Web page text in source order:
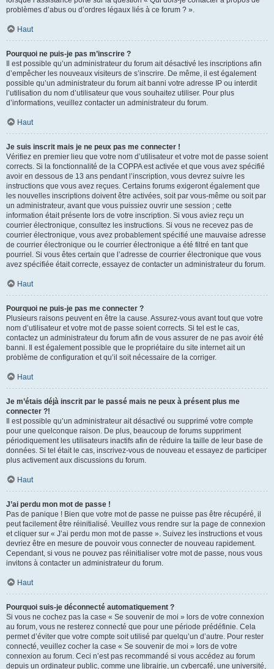
problèmes d’abus ou d’ordres légaux liés à ce forum ? ».
Haut
Pourquoi ne puis-je pas m’inscrire ?
Il est possible qu’un administrateur du forum ait désactivé les inscriptions afin
d’empêcher les nouveaux visiteurs de s’inscrire. De même, il est également
possible qu’un administrateur du forum ait banni votre adresse IP ou interdit
l’utilisation du nom d’utilisateur que vous souhaitez utiliser. Pour plus
d’informations, veuillez contacter un administrateur du forum.
Haut
Je suis inscrit mais je ne peux pas me connecter !
Vérifiez en premier lieu que votre nom d’utilisateur et votre mot de passe soient
corrects. Si la fonctionnalité de la COPPA est activée et que vous avez spécifié
avoir en dessous de 13 ans pendant l’inscription, vous devrez suivre les
instructions que vous avez reçues. Certains forums exigeront également que
les nouvelles inscriptions doivent être activées, soit par vous-même ou soit par
un administrateur, avant que vous puissiez ouvrir une session ; cette
information était présente lors de votre inscription. Si vous aviez reçu un
courrier électronique, consultez les instructions. Si vous ne recevez pas de
courrier électronique, vous avez probablement spécifié une mauvaise adresse
de courrier électronique ou le courrier électronique a été filtré en tant que
pourriel. Si vous êtes certain que l’adresse de courrier électronique que vous
avez spécifiée était correcte, essayez de contacter un administrateur du forum.
Haut
Pourquoi ne puis-je pas me connecter ?
Plusieurs raisons peuvent en être la cause. Assurez-vous avant tout que votre
nom d’utilisateur et votre mot de passe soient corrects. Si tel est le cas,
contactez un administrateur du forum afin de vous assurer de ne pas avoir été
banni. Il est également possible que le propriétaire du site internet ait un
problème de configuration et qu’il soit nécessaire de la corriger.
Haut
Je m’étais déjà inscrit par le passé mais ne peux à présent plus me
connecter ?!
Il est possible qu’un administrateur ait désactivé ou supprimé votre compte
pour une quelconque raison. De plus, beaucoup de forums suppriment
périodiquement les utilisateurs inactifs afin de réduire la taille de leur base de
données. Si tel était le cas, inscrivez-vous de nouveau et essayez de participer
plus activement aux discussions du forum.
Haut
J’ai perdu mon mot de passe !
Pas de panique ! Bien que votre mot de passe ne puisse pas être récupéré, il
peut facilement être réinitialisé. Veuillez vous rendre sur la page de connexion
et cliquer sur « J’ai perdu mon mot de passe ». Suivez les instructions et vous
devriez être en mesure de pouvoir vous connecter de nouveau rapidement.
Cependant, si vous ne pouvez pas réinitialiser votre mot de passe, nous vous
invitons à contacter un administrateur du forum.
Haut
Pourquoi suis-je déconnecté automatiquement ?
Si vous ne cochez pas la case « Se souvenir de moi » lors de votre connexion
au forum, vous ne resterez connecté que pour une période prédéfinie. Cela
permet d’éviter que votre compte soit utilisé par quelqu’un d’autre. Pour rester
connecté, veuillez cocher la case « Se souvenir de moi » lors de votre
connexion au forum. Ceci n’est pas recommandé si vous accédez au forum
depuis un ordinateur public, comme une librairie, un cybercafé, une université,